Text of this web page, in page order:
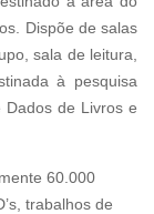
Dispõe de salas
sala de leitura,
à pesquisa
Dados de Livros e
60.000
trabalhos de